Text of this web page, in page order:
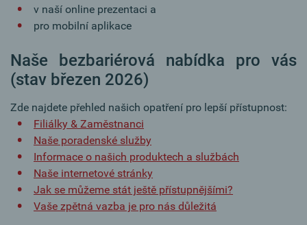
v naší online prezentaci a
pro mobilní aplikace
Naše bezbariérová nabídka pro vás
(stav březen 2026)
Zde najdete přehled našich opatření pro lepší přístupnost:
Filiálky & Zaměstnanci
Naše poradenské služby
Informace o našich produktech a službách
Naše internetové stránky
Jak se můžeme stát ještě přístupnějšími?
Vaše zpětná vazba je pro nás důležitá